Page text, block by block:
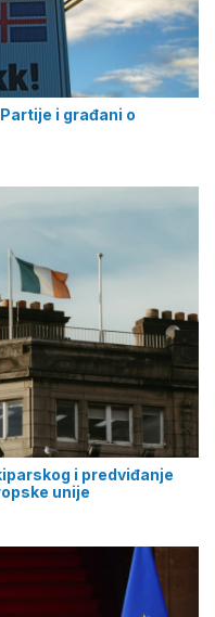
i građani o
i predviđanje
unije